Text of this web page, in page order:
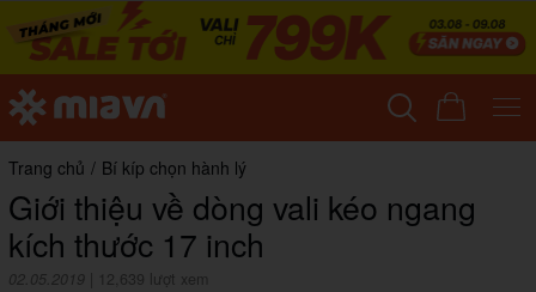
Trang chủ / Bí kíp chọn hành lý
Giới thiệu về dòng vali kéo ngang
kích thước 17 inch
02.05.2019 12,639 lượt xem